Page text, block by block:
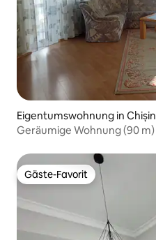
Eigentumswohnung in
Geräumige Wohnung (90
Gäste-Favorit
Gäste-Favorit